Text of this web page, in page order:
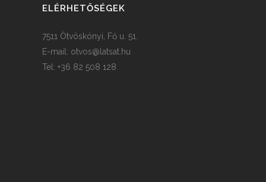
ELÉRHETŐSÉGEK
7511 Ötvöskónyi, Fő u. 51.
E-mail: otvos@latsat.hu
Tel: +36 82 508 128